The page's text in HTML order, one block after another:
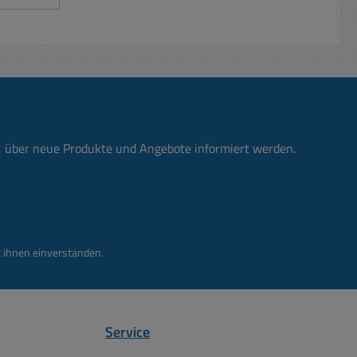
neue Produkte und Angebote informiert werden.
einverstanden.
Service